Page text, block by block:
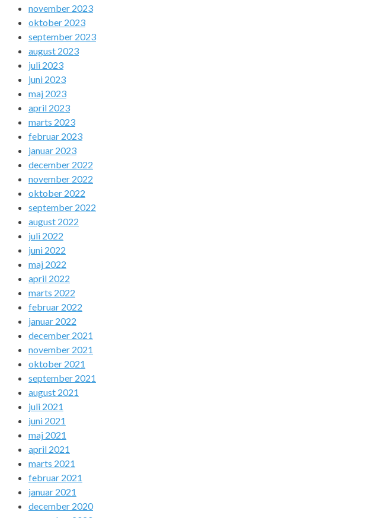
november 2023
oktober 2023
september 2023
august 2023
juli 2023
juni 2023
maj 2023
april 2023
marts 2023
februar 2023
januar 2023
december 2022
november 2022
oktober 2022
september 2022
august 2022
juli 2022
juni 2022
maj 2022
april 2022
marts 2022
februar 2022
januar 2022
december 2021
november 2021
oktober 2021
september 2021
august 2021
juli 2021
juni 2021
maj 2021
april 2021
marts 2021
februar 2021
januar 2021
december 2020